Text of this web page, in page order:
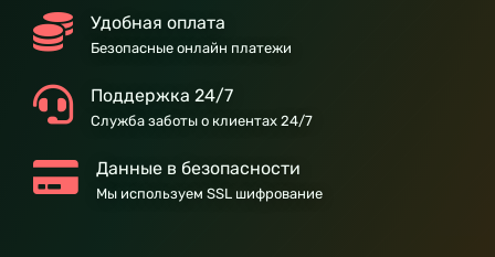
Удобная оплата
Безопасные онлайн платежи
Поддержка 24/7
Служба заботы о клиентах 24/7
Данные в безопасности
Мы используем SSL шифрование